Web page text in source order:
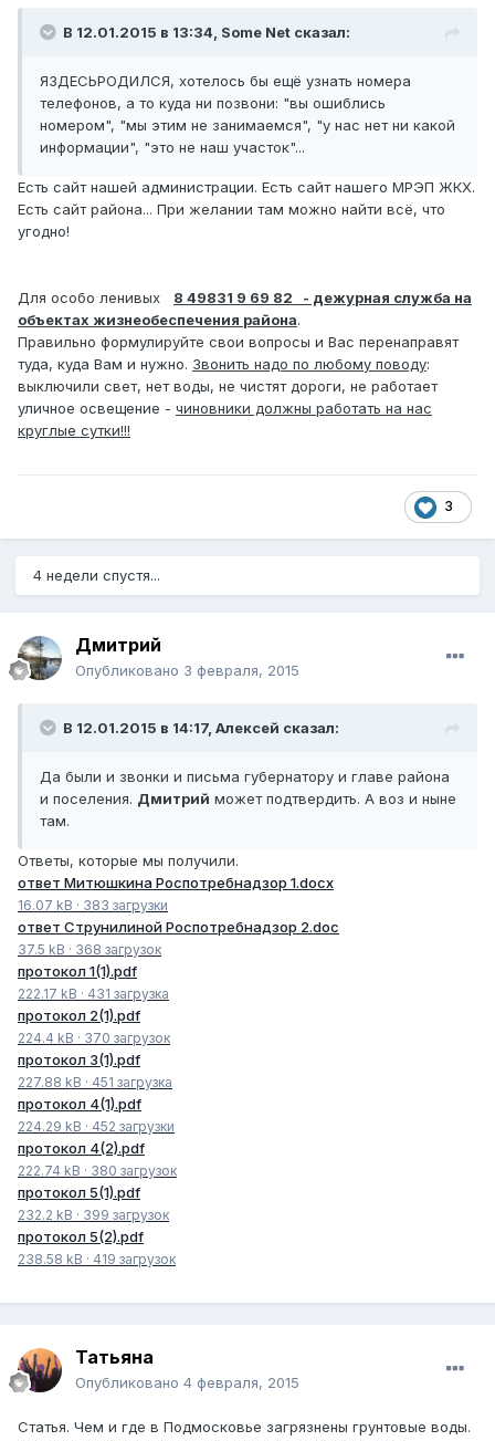
В 12.01.2015 в 13:34, Some Net сказал:
ЯЗДЕСЬРОДИЛСЯ, хотелось бы ещё узнать номера
телефонов, а то куда ни позвони: "вы ошиблись
номером", "мы этим не занимаемся", "у нас нет ни какой
информации", "это не наш участок"...
Есть сайт нашей администрации. Есть сайт нашего МРЭП ЖКХ.
Есть сайт района... При желании там можно найти всё, что
угодно!
Для особо ленивых 8 49831 9 69 82 - дежурная служба на
объектах жизнеобеспечения района.
Правильно формулируйте свои вопросы и Вас перенаправят
туда, куда Вам и нужно. Звонить надо по любому поводу:
выключили свет, нет воды, не чистят дороги, не работает
уличное освещение - чиновники должны работать на нас
круглые сутки!!!
3
4 недели спустя...
Дмитрий
Опубликовано 3 февраля, 2015
В 12.01.2015 в 14:17, Алексей сказал:
Да были и звонки и письма губернатору и главе района
и поселения. Дмитрий может подтвердить. А воз и ныне
там.
Ответы, которые мы получили.
ответ Митюшкина Роспотребнадзор 1.docx
16.07 kB · 383 загрузки
ответ Струнилиной Роспотребнадзор 2.doc
37.5 kB · 368 загрузок
протокол 1(1).pdf
222.17 kB · 431 загрузка
протокол 2(1).pdf
224.4 kB · 370 загрузок
протокол 3(1).pdf
227.88 kB · 451 загрузка
протокол 4(1).pdf
224.29 kB · 452 загрузки
протокол 4(2).pdf
222.74 kB · 380 загрузок
протокол 5(1).pdf
232.2 kB · 399 загрузок
протокол 5(2).pdf
238.58 kB · 419 загрузок
Татьяна
Опубликовано 4 февраля, 2015
Статья. Чем и где в Подмосковье загрязнены грунтовые воды.